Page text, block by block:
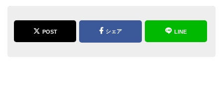
POST シェア LINE